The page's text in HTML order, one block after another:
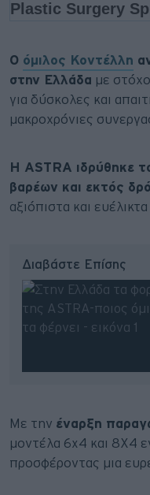
Ο όμιλος Κοντέλλη
στην Ελλάδα με
για δύσκολες και
μακροχρόνιες
Η ASTRA ιδρύθηκε
βαρέων και εκτός
αξιόπιστα και
Διαβάστε Επίσης
Με την έναρξη
μοντέλα 6x4 και 8X4
προσφέροντας μια